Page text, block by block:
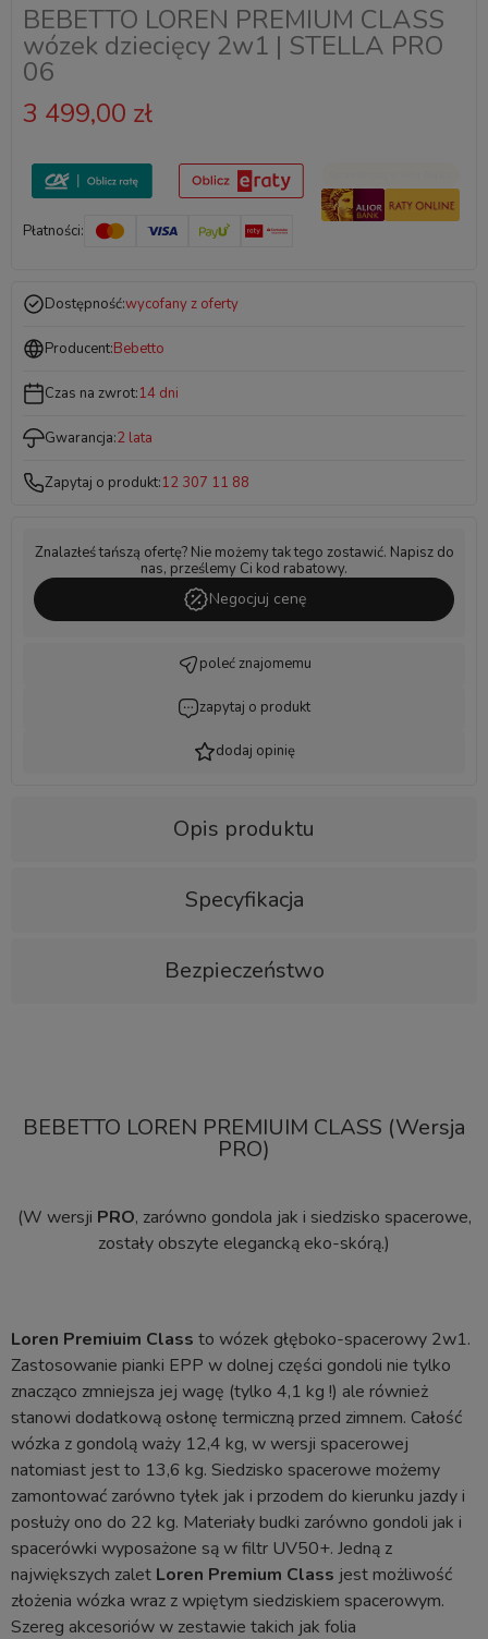
BEBETTO LOREN PREMIUM CLASS
wózek dziecięcy 2w1 | STELLA PRO
06
3 499,00 zł
Płatności:
Dostępność:wycofany z oferty
Producent:Bebetto
Czas na zwrot:14 dni
Gwarancja:2 lata
Zapytaj o produkt:12 307 11 88
Znalazłeś tańszą ofertę? Nie możemy tak tego zostawić. Napisz do
nas, prześlemy Ci kod rabatowy.
Negocjuj cenę
poleć znajomemu
zapytaj o produkt
dodaj opinię
Opis produktu
Specyfikacja
Bezpieczeństwo
BEBETTO LOREN PREMIUIM CLASS (Wersja
PRO)
(W wersji PRO, zarówno gondola jak i siedzisko spacerowe,
zostały obszyte elegancką eko-skórą.)
Loren Premiuim Class to wózek głęboko-spacerowy 2w1.
Zastosowanie pianki EPP w dolnej części gondoli nie tylko
znacząco zmniejsza jej wagę (tylko 4,1 kg !) ale również
stanowi dodatkową osłonę termiczną przed zimnem. Całość
wózka z gondolą waży 12,4 kg, w wersji spacerowej
natomiast jest to 13,6 kg. Siedzisko spacerowe możemy
zamontować zarówno tyłek jak i przodem do kierunku jazdy i
posłuży ono do 22 kg. Materiały budki zarówno gondoli jak i
spacerówki wyposażone są w filtr UV50+. Jedną z
największych zalet Loren Premium Class jest możliwość
złożenia wózka wraz z wpiętym siedziskiem spacerowym.
Szereg akcesoriów w zestawie takich jak folia